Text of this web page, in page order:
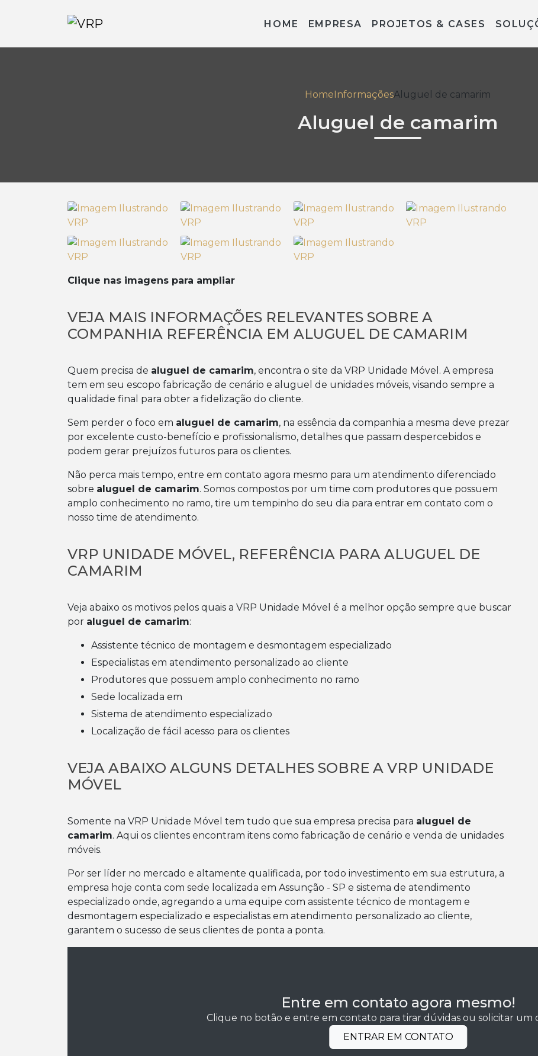
HOME EMPRESA PROJETOS & CASES
HomeInformaçõesAluguel de camarim
Aluguel de camarim
Clique nas imagens para ampliar
VEJA MAIS INFORMAÇÕES RELEVANTES SOBRE A
COMPANHIA REFERÊNCIA EM ALUGUEL DE CAMARIM
Quem precisa de aluguel de camarim, encontra o site da VRP Unidade Móvel. A empresa
tem em seu escopo fabricação de cenário e aluguel de unidades móveis, visando sempre a
qualidade final para obter a fidelização do cliente.
Sem perder o foco em aluguel de camarim, na essência da companhia a mesma deve prezar
por excelente custo-benefício e profissionalismo, detalhes que passam despercebidos e
podem gerar prejuízos futuros para os clientes.
Não perca mais tempo, entre em contato agora mesmo para um atendimento diferenciado
sobre aluguel de camarim. Somos compostos por um time com produtores que possuem
amplo conhecimento no ramo, tire um tempinho do seu dia para entrar em contato com o
nosso time de atendimento.
VRP UNIDADE MÓVEL, REFERÊNCIA PARA ALUGUEL DE
CAMARIM
Veja abaixo os motivos pelos quais a VRP Unidade Móvel é a melhor opção sempre que buscar
por aluguel de camarim:
assistente técnico de montagem e desmontagem especializado
especialistas em atendimento personalizado ao cliente
produtores que possuem amplo conhecimento no ramo
sede localizada em
sistema de atendimento especializado
localização de fácil acesso para os clientes
VEJA ABAIXO ALGUNS DETALHES SOBRE A VRP UNIDADE
MÓVEL
Somente na VRP Unidade Móvel tem tudo que sua empresa precisa para aluguel de
camarim. Aqui os clientes encontram itens como fabricação de cenário e venda de unidades
móveis.
Por ser líder no mercado e altamente qualificada, por todo investimento em sua estrutura, a
empresa hoje conta com sede localizada em Assunção - SP e sistema de atendimento
especializado onde, agregando a uma equipe com assistente técnico de montagem e
desmontagem especializado e especialistas em atendimento personalizado ao cliente,
garantem o sucesso de seus clientes de ponta a ponta.
Entre em contato agora mesmo!
Clique no botão e entre em contato para tirar dúvidas ou solicitar um
ENTRAR EM CONTATO